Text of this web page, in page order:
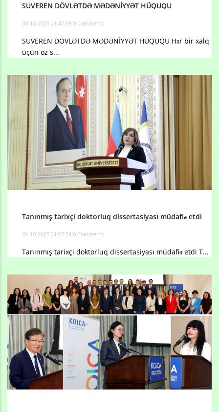
SUVEREN DÖVLƏTDƏ MƏDƏNİYYƏT HÜQUQU
30-10-2025 21:47:58 0 Comments
SUVEREN DÖVLƏTDƏ MƏDƏNİYYƏT HÜQUQU Hər bir xalq
üçün öz s...
Tanınmış tarixçi doktorluq dissertasiyası müdafiə etdi
28-10-2025 21:07:34 0 Comments
Tanınmış tarixçi doktorluq dissertasiyası müdafiə etdi T...